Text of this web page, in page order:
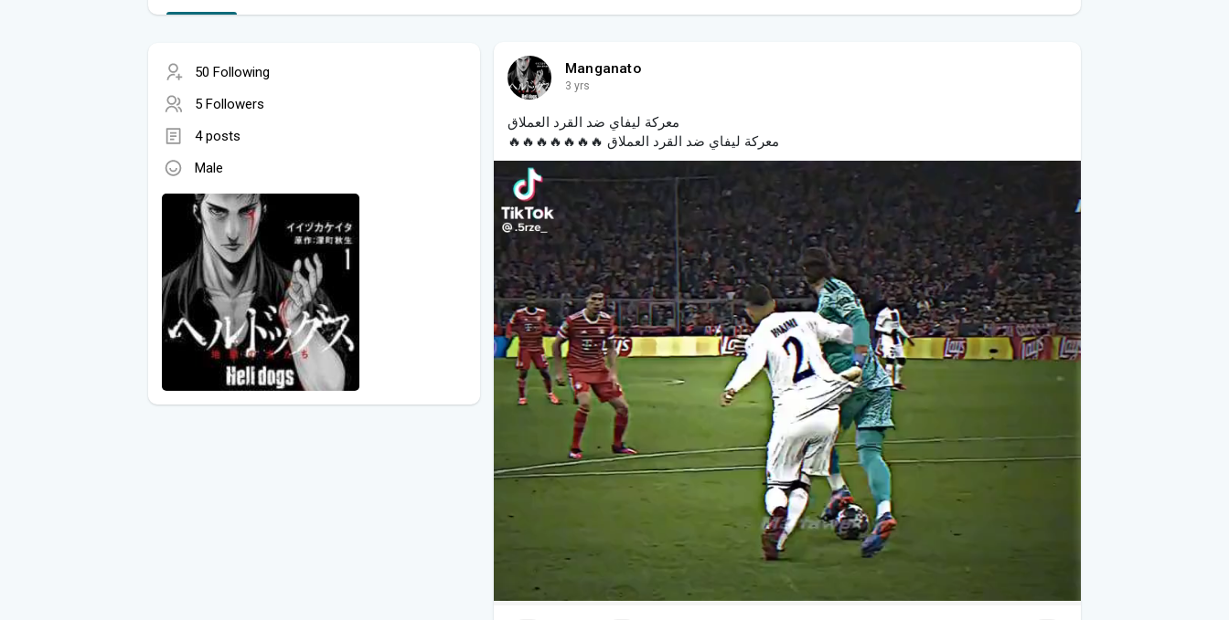
50 Following
5 Followers
4 posts
Male
Manganato
3 yrs
معركة ليفاي ضد القرد العملاق
معركة ليفاي ضد القرد العملاق 🔥🔥🔥🔥🔥🔥🔥